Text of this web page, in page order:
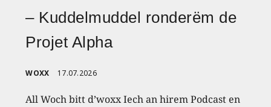
– Kuddelmuddel ronderëm de
Projet Alpha
WOXX 17.07.2026
All Woch bitt d’woxx Iech an hirem Podcast en